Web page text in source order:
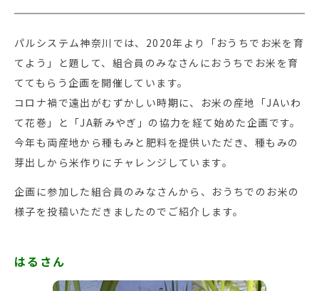
パルシステム神奈川では、2020年より「おうちでお米を育
てよう」と題して、組合員のみなさんにおうちでお米を育
ててもらう企画を開催しています。
コロナ禍で遠出がむずかしい時期に、お米の産地「JAいわ
て花巻」と「JA新みやぎ」の協力を経て始めた企画です。
今年も両産地から種もみと肥料を提供いただき、種もみの
芽出しから米作りにチャレンジしています。
企画に参加した組合員のみなさんから、おうちでのお米の
様子を投稿いただきましたのでご紹介します。
はるさん